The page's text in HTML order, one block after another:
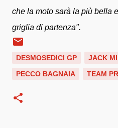
che la moto sarà la più bella
griglia di partenza".
DESMOSEDICI GP JACK
PECCO BAGNAIA
TEAM